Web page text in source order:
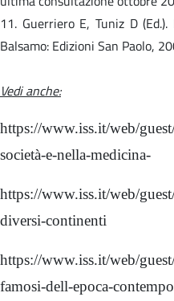
11. Guerriero E, Tuniz D
Balsamo: Edizioni San Paolo,
Vedi anche:
https://www.iss.it/web/
società-e-nella-medicina-
https://www.iss.it/web/
diversi-continenti
https://www.iss.it/web/
famosi-dell-epoca-